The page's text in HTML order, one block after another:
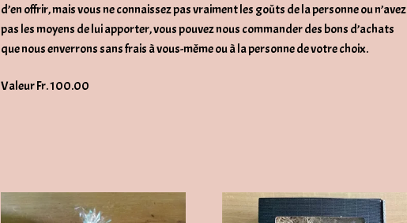
d’en offrir, mais vous ne connaissez pas vraiment les goûts de la personne ou n’avez
pas les moyens de lui apporter, vous pouvez nous commander des bons d’achats
que nous enverrons sans frais à vous-même ou à la personne de votre choix.
Valeur Fr. 100.00